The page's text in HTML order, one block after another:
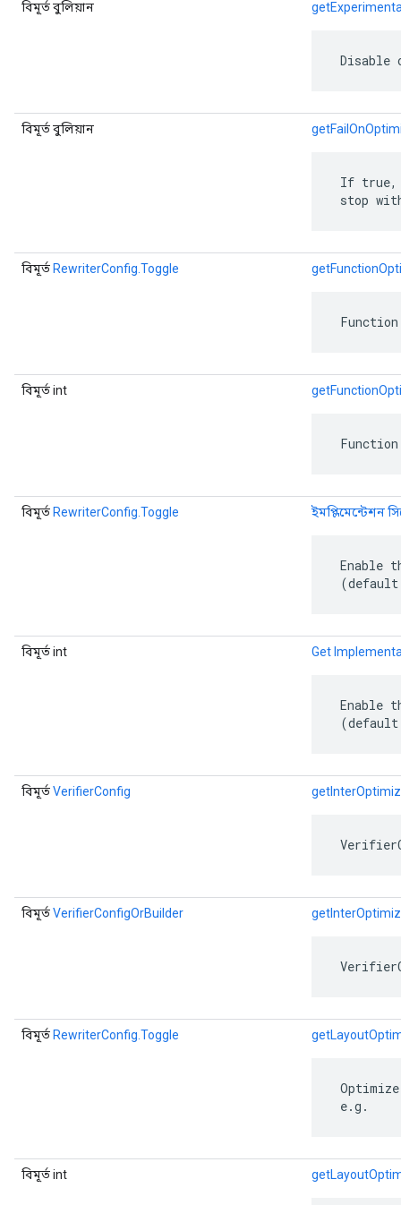
বিমূর্ত বুলিয়ান
Disable
বিমূর্ত বুলিয়ান
If true,
stop
বিমূর্ত RewriterConfig.Toggle
বিমূর্ত int
বিমূর্ত RewriterConfig.Toggle ইমপ্লিমেন্টেশন
Enable
বিমূর্ত int Get
Enable
বিমূর্তVerifierConfig
বিমূর্তVerifierConfigOrBuilder
বিমূর্ত RewriterConfig.Toggle
e.g.
বিমূর্ত int